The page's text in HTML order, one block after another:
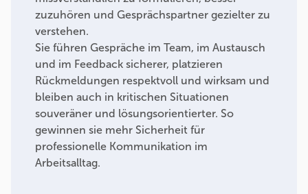
zuzuhören und Gesprächspartner gezielter zu
verstehen.
Sie führen Gespräche im Team, im Austausch
und im Feedback sicherer, platzieren
Rückmeldungen respektvoll und wirksam und
bleiben auch in kritischen Situationen
souveräner und lösungsorientierter. So
gewinnen sie mehr Sicherheit für
professionelle Kommunikation im
Arbeitsalltag.